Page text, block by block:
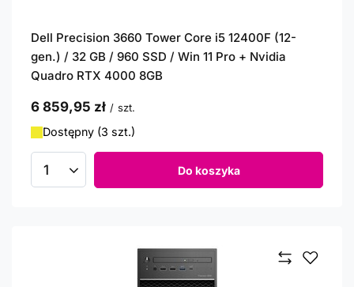
Dell Precision 3660 Tower Core i5 12400F (12-
gen.) / 32 GB / 960 SSD / Win 11 Pro + Nvidia
Quadro RTX 4000 8GB
6 859,95 zł / szt.
Dostępny (3 szt.)
Ilość produktów Do koszyka